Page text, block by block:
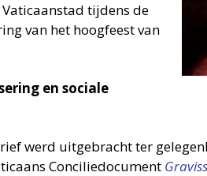
tijdens de
van het hoogfeest van
en sociale
werd uitgebracht ter
Conciliedocument